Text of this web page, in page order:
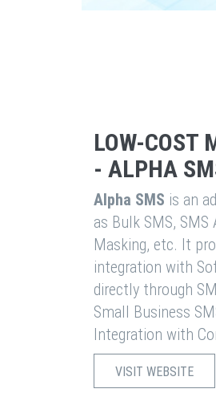
LOW-COST
- ALPHA
Alpha SMS is an
as Bulk SMS, SMS
Masking, etc. It
integration with
directly through
Small Business
Integration with
VISIT WEBSITE